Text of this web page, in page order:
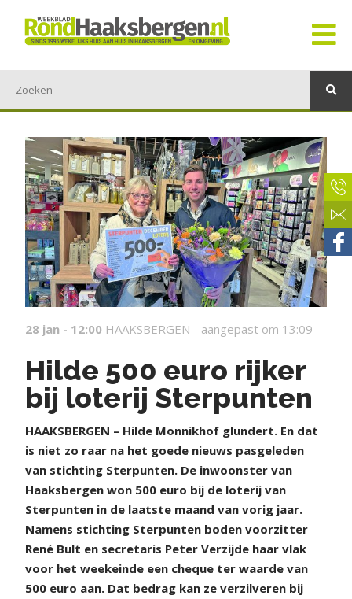
28 jan - 12:00 HAAKSBERGEN - aangepast om 13:09
Hilde 500 euro rijker
bij loterij Sterpunten
HAAKSBERGEN – Hilde Monnikhof glundert. En dat
is niet zo raar na het goede nieuws pasgeleden
van stichting Sterpunten. De inwoonster van
Haaksbergen won 500 euro bij de loterij van
Sterpunten in de laatste maand van vorig jaar.
Namens stichting Sterpunten boden voorzitter
René Bult en secretaris Peter Verzijde haar vlak
voor het weekeinde een cheque ter waarde van
500 euro aan. Dat bedrag kan ze verzilveren bij